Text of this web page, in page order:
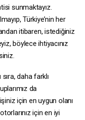
sunmaktayız.
Türkiye’nin her
itibaren, istediğiniz
böylece ihtiyacınız
daha farklı
da
için en uygun olanı
için en iyi